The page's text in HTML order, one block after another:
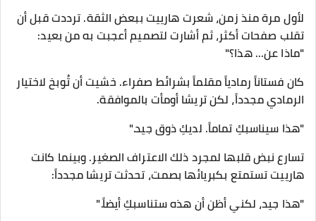
​لأول مرة منذ زمن، شعرت هارييت ببعض الثقة. ترددت قبل أن
تقلب صفحات أكثر، ثم أشارت لتصميم أعجبت به من بعيد:
"ماذا عن... هذا؟"
كان فستاناً رمادياً مقلماً بشرائط صفراء. خشيت أن تُوبخ لاختيار
الرمادي مجدداً، لكن تريشا أومأت بالموافقة.
"هذا سيناسبكِ تماماً. لديكِ ذوق جيد."
​تسارع نبض قلبها لمجرد ذلك الاعتراف الصغير. وبينما كانت
هارييت تستمتع بكبريائها بصمت، تحدثت تريشا مجدداً:
"هذا جيد، لكني أظن أن هذه ستناسبكِ أيضاً."